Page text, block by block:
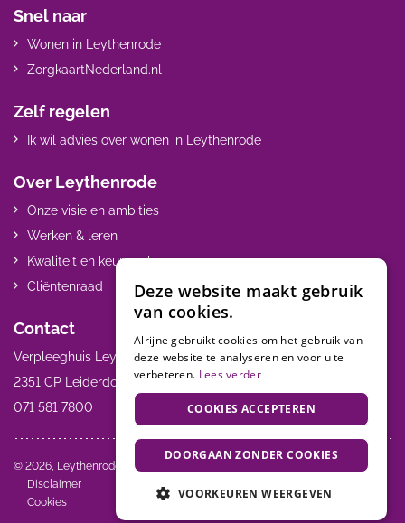
Snel naar
Wonen in Leythenrode
ZorgkaartNederland.nl
Zelf regelen
Ik wil advies over wonen in Leythenrode
Over Leythenrode
Onze visie en ambities
Werken & leren
Kwaliteit en keurmerken
Cliëntenraad
Contact
Verpleeghuis Leythenrode Hoogmadeseweg 55
2351 CP Leiderdorp
071 581 7800
© 2026, Leythenrode
Disclaimer
Cookies
Deze website maakt gebruik
van cookies.
Alrijne gebruikt cookies om het gebruik van
deze website te analyseren en voor u te
verbeteren. Lees verder
COOKIES ACCEPTEREN
DOORGAAN ZONDER COOKIES
VOORKEUREN WEERGEVEN